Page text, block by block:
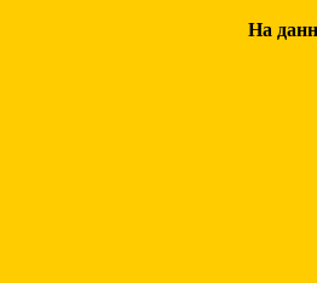
На